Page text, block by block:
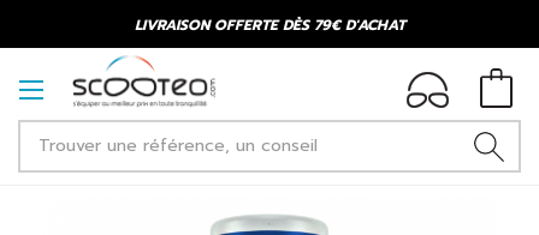
LIVRAISON OFFERTE DÈS 79€ D'ACHAT